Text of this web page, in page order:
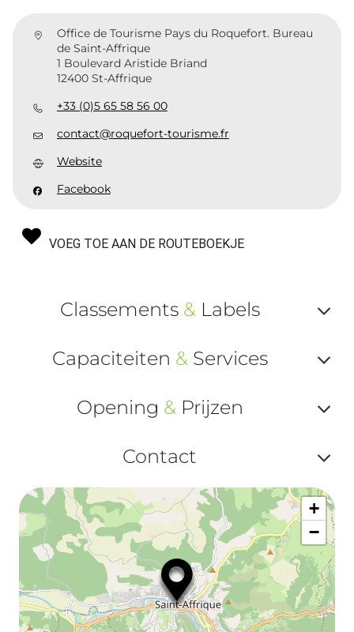
Office de Tourisme Pays du Roquefort. Bureau
de Saint-Affrique
1 Boulevard Aristide Briand
12400 St-Affrique
+33 (0)5 65 58 56 00
contact@roquefort-tourisme.fr
Website
Facebook
VOEG TOE AAN DE ROUTEBOEKJE
Classements &Labels
ou
Capaciteiten &Services
ou
Opening &Prijzen
ou
et
Contact
ou
+
−